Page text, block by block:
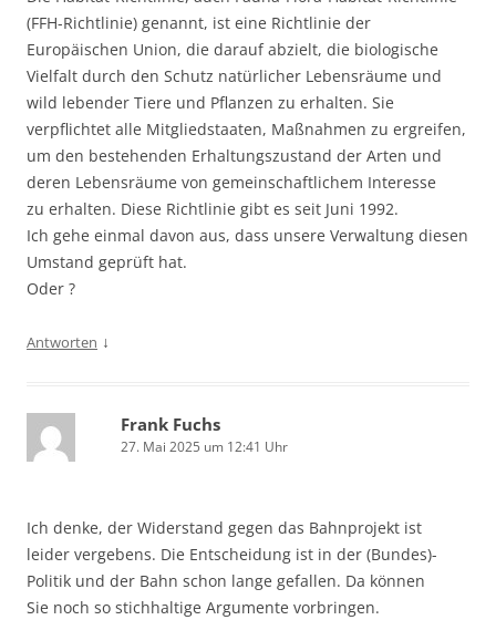
(FFH-Richtlinie) genannt, ist eine Richtlinie der
Europäischen Union, die darauf abzielt, die biologische
Vielfalt durch den Schutz natürlicher Lebensräume und
wild lebender Tiere und Pflanzen zu erhalten. Sie
verpflichtet alle Mitgliedstaaten, Maßnahmen zu ergreifen,
um den bestehenden Erhaltungszustand der Arten und
deren Lebensräume von gemeinschaftlichem Interesse
zu erhalten. Diese Richtlinie gibt es seit Juni 1992.
Ich gehe einmal davon aus, dass unsere Verwaltung diesen
Umstand geprüft hat.
Oder ?
Antworten ↓
Frank Fuchs
27. Mai 2025 um 12:41 Uhr
Ich denke, der Widerstand gegen das Bahnprojekt ist
leider vergebens. Die Entscheidung ist in der (Bundes)-
Politik und der Bahn schon lange gefallen. Da können
Sie noch so stichhaltige Argumente vorbringen.